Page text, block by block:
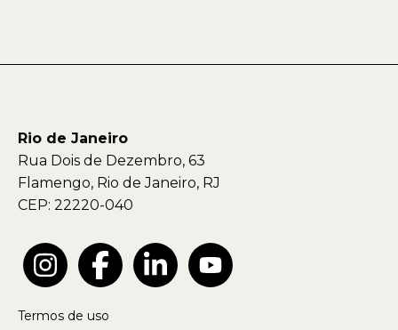
Rio de Janeiro
Rua Dois de Dezembro, 63
Flamengo, Rio de Janeiro, RJ
CEP: 22220-040
Termos de uso